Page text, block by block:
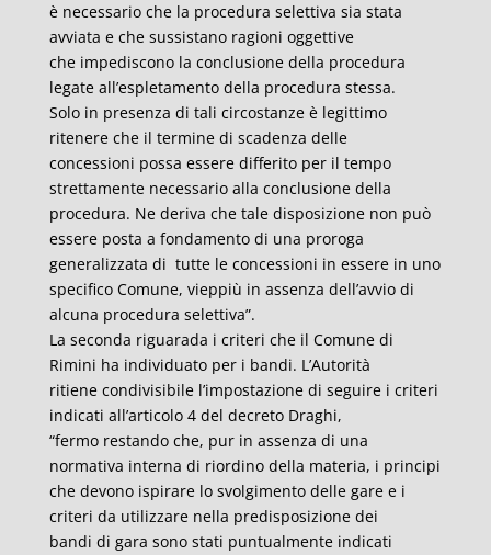
è necessario che la procedura selettiva sia stata
avviata e che sussistano ragioni oggettive
che impediscono la conclusione della procedura
legate all’espletamento della procedura stessa.
Solo in presenza di tali circostanze è legittimo
ritenere che il termine di scadenza delle
concessioni possa essere differito per il tempo
strettamente necessario alla conclusione della
procedura. Ne deriva che tale disposizione non può
essere posta a fondamento di una proroga
generalizzata di tutte le concessioni in essere in uno
specifico Comune, vieppiù in assenza dell’avvio di
alcuna procedura selettiva”.
La seconda riguarada i criteri che il Comune di
Rimini ha individuato per i bandi. L’Autorità
ritiene condivisibile l’impostazione di seguire i criteri
indicati all’articolo 4 del decreto Draghi,
“fermo restando che, pur in assenza di una
normativa interna di riordino della materia, i principi
che devono ispirare lo svolgimento delle gare e i
criteri da utilizzare nella predisposizione dei
bandi di gara sono stati puntualmente indicati